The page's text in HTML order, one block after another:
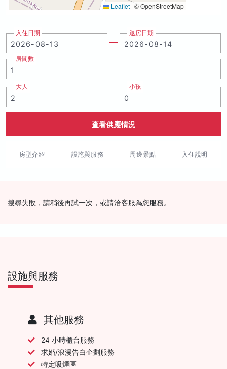
Leaflet | © OpenStreetMap
入住日期 退房日期
房間數
大人 小孩
查看供應情況
房型介紹 設施與服務 周邊景點 入住說明
搜尋失敗，請稍後再試一次，或請洽客服為您服務。
設施與服務
其他服務
24 小時櫃台服務
求婚/浪漫告白企劃服務
特定吸煙區